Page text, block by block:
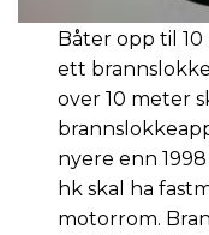
Båter opp til
ett
over 10 meter
nyere enn
hk skal ha
motorrom.